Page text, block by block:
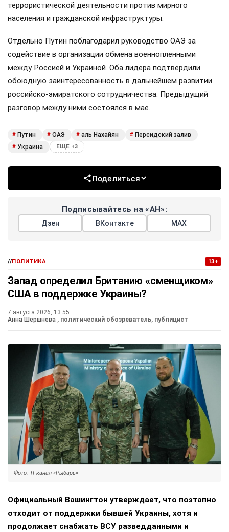
террористической деятельности против мирного
населения и гражданской инфраструктуры.
Отдельно Путин поблагодарил руководство ОАЭ за
содействие в организации обмена военнопленными
между Россией и Украиной. Оба лидера подтвердили
обоюдную заинтересованность в дальнейшем развитии
российско-эмиратского сотрудничества. Предыдущий
разговор между ними состоялся в мае.
# Путин # ОАЭ # аль Нахайян # Персидский залив
# Украина ЕЩЕ +3
Поделиться
Подписывайтесь на «АН»:
Дзен ВКонтакте МАХ
//ПОЛИТИКА 13+
Запад определил Британию «сменщиком»
США в поддержке Украины?
7 августа 2026, 13:55
Анна Шершнева , политический обозреватель, публицист
Фото: ТГ-канал «Рыбарь»
Официальный Вашингтон утверждает, что поэтапно
отходит от поддержки бывшей Украины, хотя и
продолжает снабжать ВСУ разведданными и